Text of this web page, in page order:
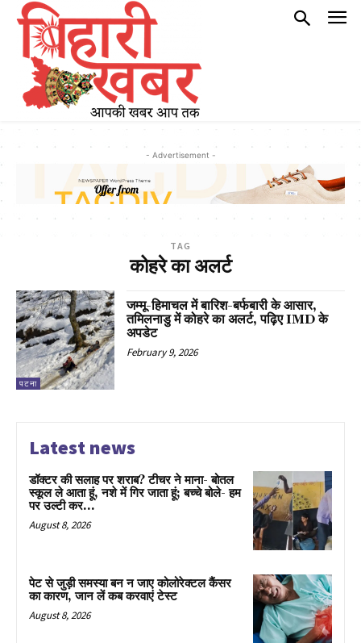
- Advertisement -
TAG
कोहरे का अलर्ट
पटना
जम्मू-हिमाचल में बारिश-बर्फबारी के आसार,
तमिलनाडु में कोहरे का अलर्ट, पढ़िए IMD के
अपडेट
February 9, 2026
Latest news
डॉक्टर की सलाह पर शराब? टीचर ने माना- बोतल
स्कूल ले आता हूं, नशे में गिर जाता हूं; बच्चे बोले- हम
पर उल्टी कर...
August 8, 2026
पेट से जुड़ी समस्या बन न जाए कोलोरेक्टल कैंसर
का कारण, जान लें कब करवाएं टेस्ट
August 8, 2026